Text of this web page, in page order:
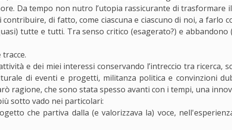
Da tempo non nutro l’utopia rassicurante di trasformare
di fatto, come ciascuna e ciascuno di noi, a farlo
tutte e tutti. Tra senso critico (esagerato?) e abbandono
e dei miei interessi conservando l’intreccio tra ricerca,
di eventi e progetti, militanza politica e convinzioni
ragione, che sono stata spesso avanti con i tempi, una
sotto vado nei particolari:
che partiva dalla (e valorizzava la) voce,